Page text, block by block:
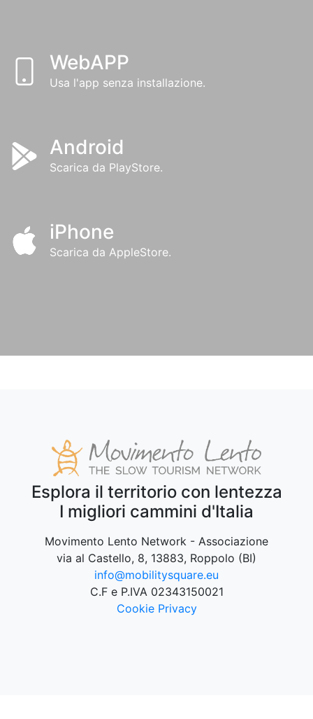
WebAPP
Usa l'app senza installazione.
Android
Scarica da PlayStore.
iPhone
Scarica da AppleStore.
Esplora il territorio con lentezza
I migliori cammini d'Italia
Movimento Lento Network - Associazione
via al Castello, 8, 13883, Roppolo (BI)
info@mobilitysquare.eu
C.F e P.IVA 02343150021
Cookie Privacy